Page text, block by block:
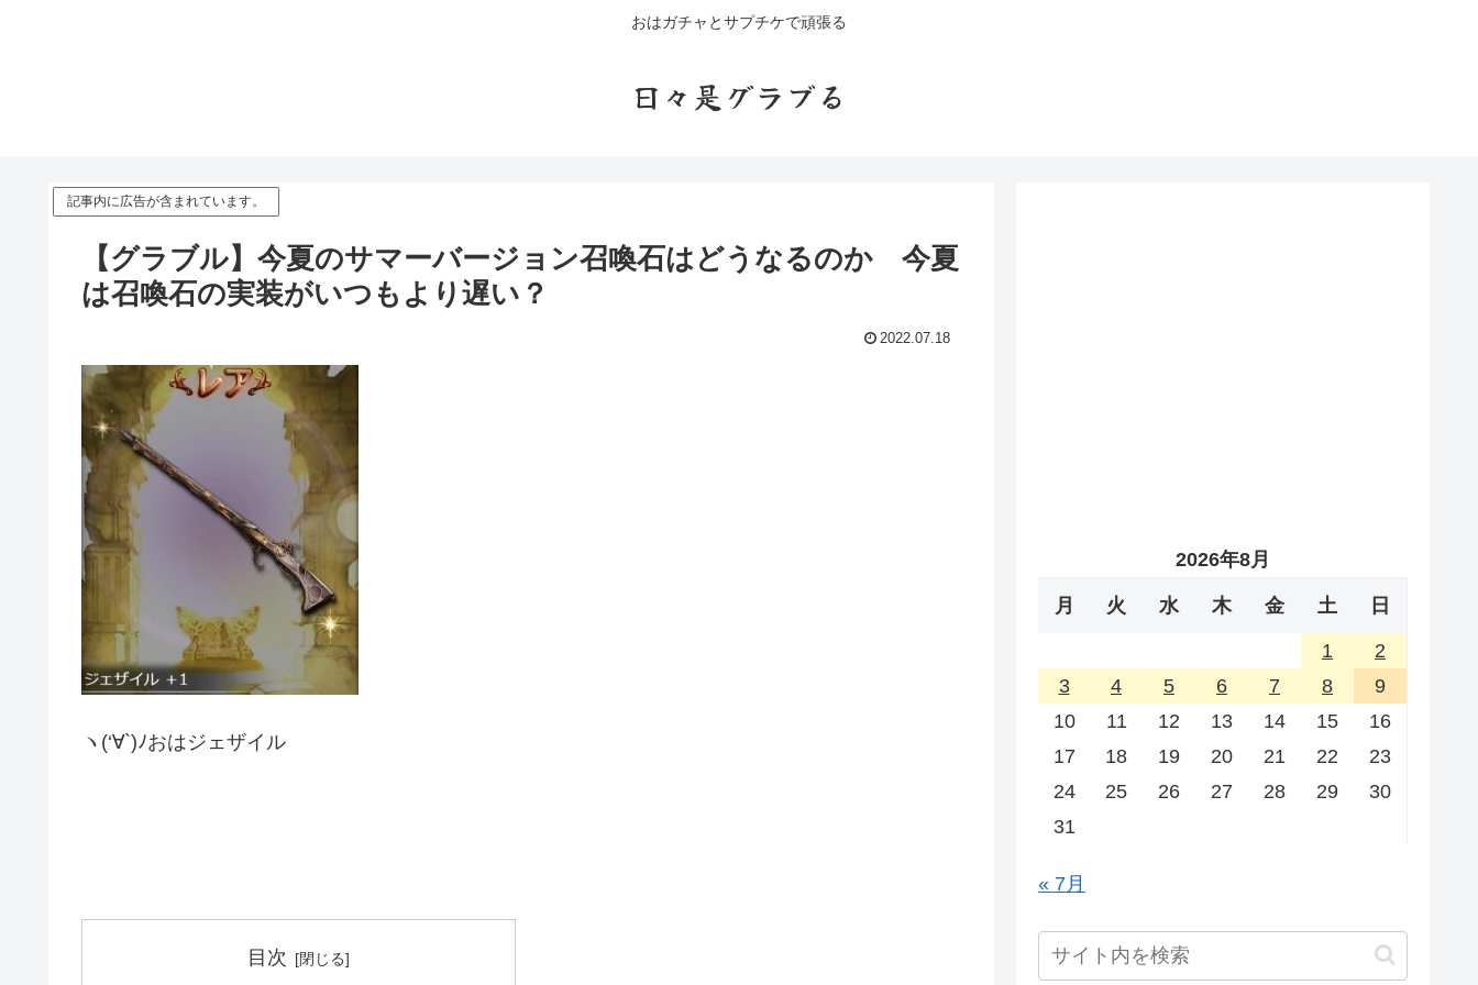
おはガチャとサプチケで頑張る
日々是グラブる
記事内に広告が含まれています。
【グラブル】今夏のサマーバージョン召喚石はどうなるのか 今夏
は召喚石の実装がいつもより遅い？
2022.07.18
ヽ(‘∀`)ﾉおはジェザイル
目次
2026年8月
月 火 水 木 金 土 日
1
2
3
4 5 6 7 8
9
10
11 12 13 14 15
16
17
18 19 20 21 22
23
24
25 26 27 28 29
30
31
« 7月